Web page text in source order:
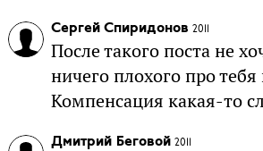
Сергей Спиридонов 2011
После такого поста не
ничего плохого про тебя
Компенсация какая-то
Дмитрий Беговой 2011